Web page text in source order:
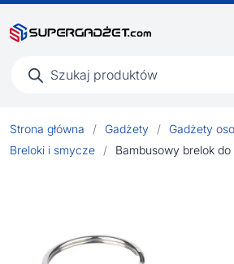
produktów
Strona główna / Gadżety / Gadżety
Breloki i smycze
/ Bambusowy brelok